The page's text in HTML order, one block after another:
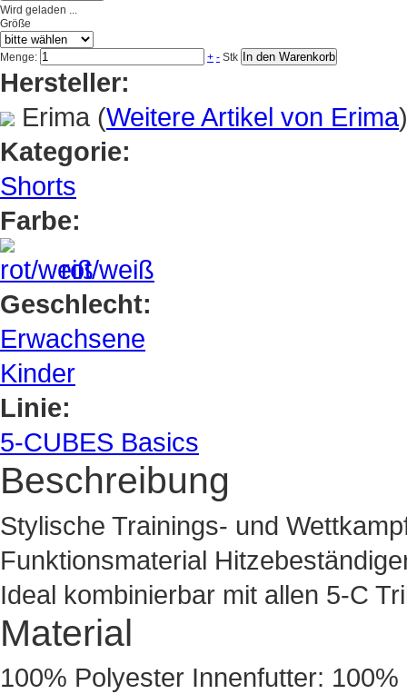
Wird geladen ...
Größe
Menge: + - Stk In den Warenkorb
Hersteller:
Erima (Weitere Artikel von Erima)
Kategorie:
Shorts
Farbe:
rot/weiß
Geschlecht:
Erwachsene
Kinder
Linie:
5-CUBES Basics
Beschreibung
Stylische Trainings- und
Funktionsmaterial
Ideal kombinierbar mit allen 5-C
Material
100% Polyester Innenfutter: